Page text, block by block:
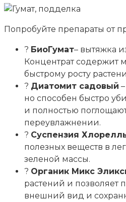
Попробуйте препараты от
? БиоГумат– вытяжка
Концентрат содержит
быстрому росту
? Диатомит садовый
но способен быстро
и полностью
переувлажнении.
? Суспензия
полезных веществ в
зеленой массы.
? Органик Микс
растений и позволяет
внешний вид и